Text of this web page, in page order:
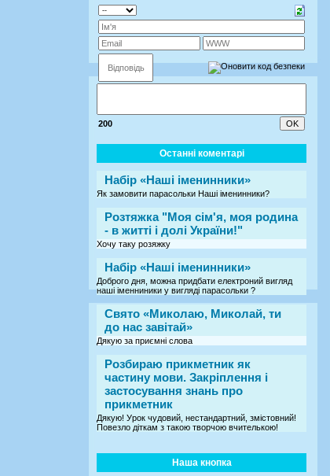
200
Останні коментарі
Набір «Наші іменинники»
Як замовити парасольки Наші іменинники?
Розтяжка "Моя сім'я, моя родина
- в житті і долі України!"
Хочу таку розяжку
Набір «Наші іменинники»
Доброго дня, можна придбати електроний вигляд
наші іменниники у вигляді парасольки ?
Свято «Миколаю, Миколай, ти
до нас завітай»
Дякую за приємні слова
Розбираю прикметник як
частину мови. Закріплення і
застосування знань про
прикметник
Дякую! Урок чудовий, нестандартний, змістовний!
Повезло діткам з такою творчою вчителькою!
Наша кнопка